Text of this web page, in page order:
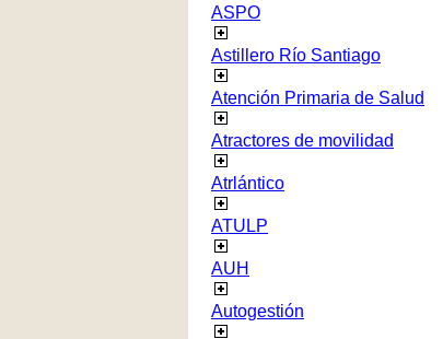
ASPO
Astillero Río Santiago
Atención Primaria de Salud
Atractores de movilidad
Atrlántico
ATULP
AUH
Autogestión